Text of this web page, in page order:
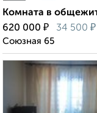
Комната в
620 000 ₽ 34 500 ₽
Союзная 65